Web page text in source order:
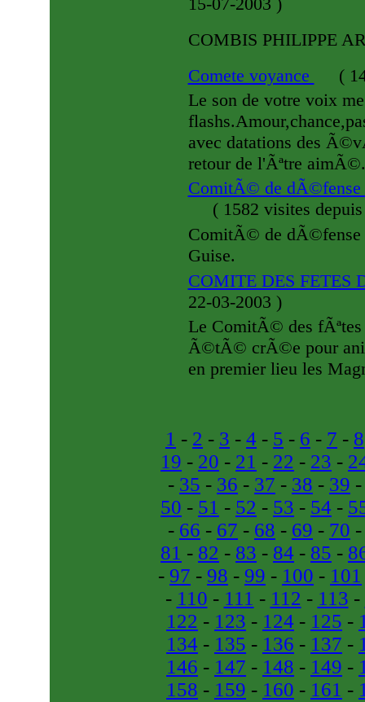
COMBIS PHILIPPE
Comete voyance
(
Le son de votre voix
avec datations des
retour de l'Ãªtre aimÃ©.
ComitÃ© de dÃ©fense
(1582 visites
ComitÃ© de dÃ©fense
Guise.
COMITE DES
22-03-2003 )
Le ComitÃ© des
Ã©tÃ© crÃ©e pour
en premier lieu les
1 - 2 - 3 - 4 - 5 - 6 - 7 - 8
19 - 20 - 21 - 22 - 23 -
- 35 - 36 - 37 - 38 - 39
50 - 51 - 52 - 53 - 54 -
- 66 - 67 - 68 - 69 - 70
81 - 82 - 83 - 84 - 85 -
- 97 - 98 - 99 - 100 - 101
- 110 - 111 - 112 - 113 -
122 - 123 - 124 - 125 -
134 - 135 - 136 - 137 -
146 - 147 - 148 - 149 -
158 - 159 - 160 - 161 -